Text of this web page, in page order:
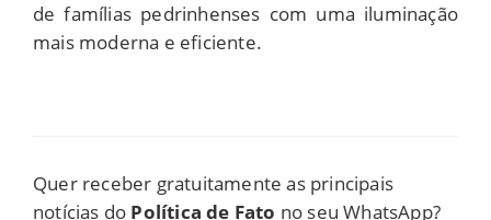
de famílias pedrinhenses com uma iluminação
mais moderna e eficiente.
Quer receber gratuitamente as principais
notícias do Política de Fato no seu WhatsApp?